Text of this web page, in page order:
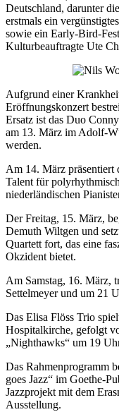
Deutschland, darunter
erstmals ein
sowie ein Early-Bird-
Kulturbeauftragte Ute
Aufgrund einer
Eröffnungskonzert
Ersatz ist das Duo
am 13. März im Adolf-
werden.
Am 14. März präsentiert
Talent für
niederländischen
Der Freitag, 15. März,
Demuth Wiltgen und
Quartett fort, das eine
Okzident bietet.
Am Samstag, 16. März,
Settelmeyer und um 21
Das Elisa Flöss Trio
Hospitalkirche, gefolgt
„Nighthawks“ um 19
Das Rahmenprogramm
goes Jazz“ im Goethe-
Jazzprojekt mit dem
Ausstellung.